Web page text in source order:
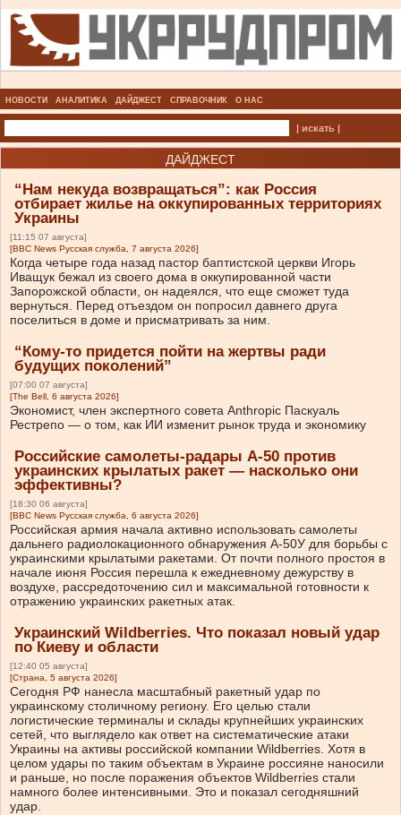
НОВОСТИ АНАЛИТИКА ДАЙДЖЕСТ СПРАВОЧНИК О НАС
| искать |
ДАЙДЖЕСТ
“Нам некуда возвращаться”: как Россия
отбирает жилье на оккупированных территориях
Украины
[11:15 07 августа]
[BBC News Русская служба, 7 августа 2026]
Когда четыре года назад пастор баптистской церкви Игорь
Иващук бежал из своего дома в оккупированной части
Запорожской области, он надеялся, что еще сможет туда
вернуться. Перед отъездом он попросил давнего друга
поселиться в доме и присматривать за ним.
“Кому-то придется пойти на жертвы ради
будущих поколений”
[07:00 07 августа]
[The Bell, 6 августа 2026]
Экономист, член экспертного совета Anthropic Паскуаль
Рестрепо — о том, как ИИ изменит рынок труда и экономику
Российские самолеты-радары А-50 против
украинских крылатых ракет — насколько они
эффективны?
[18:30 06 августа]
[BBC News Русская служба, 6 августа 2026]
Российская армия начала активно использовать самолеты
дальнего радиолокационного обнаружения А-50У для борьбы с
украинскими крылатыми ракетами. От почти полного простоя в
начале июня Россия перешла к ежедневному дежурству в
воздухе, рассредоточению сил и максимальной готовности к
отражению украинских ракетных атак.
Украинский Wildberries. Что показал новый удар
по Киеву и области
[12:40 05 августа]
[Страна, 5 августа 2026]
Сегодня РФ нанесла масштабный ракетный удар по
украинскому столичному региону. Его целью стали
логистические терминалы и склады крупнейших украинских
сетей, что выглядело как ответ на систематические атаки
Украины на активы российской компании Wildberries. Хотя в
целом удары по таким объектам в Украине россияне наносили
и раньше, но после поражения объектов Wildberries стали
намного более интенсивными. Это и показал сегодняшний
удар.